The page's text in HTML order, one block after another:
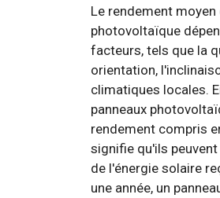
Le rendement moyen
photovoltaïque
facteurs, tels que la
orientation,
climatiques locales.
panneaux
rendement compris
signifie qu'ils
de l'énergie solaire
une année, un